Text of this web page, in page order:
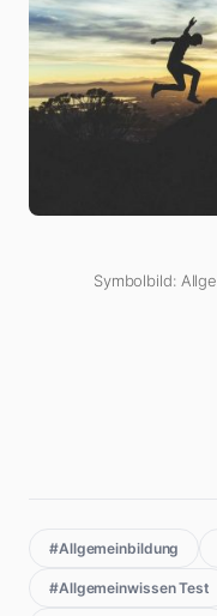
Symbolbild:
#Allgemeinbildung
#Allgemeinwissen Test